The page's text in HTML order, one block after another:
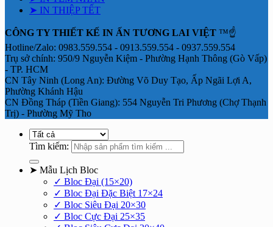
➤ IN THIỆP TẾT
CÔNG TY THIẾT KẾ IN ẤN TƯƠNG LAI VIỆT ™☝️
Hotline/Zalo: 0983.559.554 - 0913.559.554 - 0937.559.554
Trụ sở chính: 950/9 Nguyễn Kiệm - Phường Hạnh Thông (Gò Vấp)
- TP. HCM
CN Tây Ninh (Long An): Đường Võ Duy Tạo, Ấp Ngãi Lợi A,
Phường Khánh Hậu
CN Đồng Tháp (Tiền Giang): 554 Nguyễn Tri Phương (Chợ Thạnh
Trị) - Phường Mỹ Tho
Tìm kiếm:
➤ Mẫu Lịch Bloc
✓ Bloc Đại (15×20)
✓ Bloc Đại Đặc Biệt 17×24
✓ Bloc Siêu Đại 20×30
✓ Bloc Cực Đại 25×35